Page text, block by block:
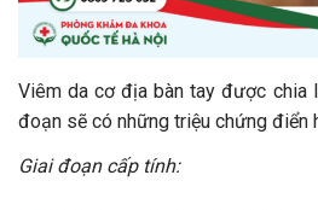
Viêm da cơ địa bàn tay được chia
đoạn sẽ có những triệu chứng điển
Giai đoạn cấp tính: